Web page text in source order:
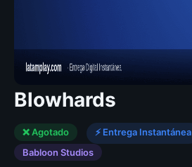
Blowhards
❌ Agotado ⚡ Entrega Instantánea
Babloon Studios